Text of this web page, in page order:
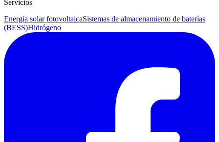
Servicios
Energía solar fotovoltaicaSistemas de almacenamiento de baterías
(BESS)Hidrógeno